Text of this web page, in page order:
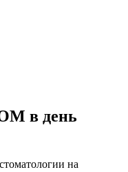
в день
на